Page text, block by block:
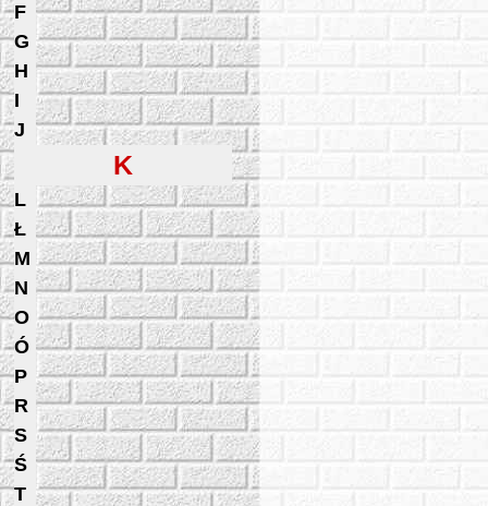
F
G
H
I
J
K
L
Ł
M
N
O
Ó
P
R
S
Ś
T